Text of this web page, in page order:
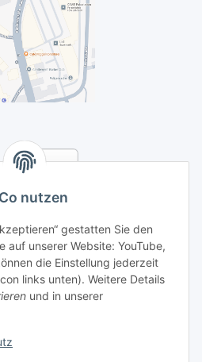
nutzen
gestatten Sie den
auf unserer Website: YouTube,
die Einstellung jederzeit
links unten). Weitere Details
und in unserer